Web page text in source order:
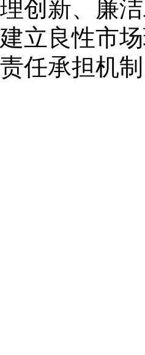
理创新、廉
建立良性市
责任承担机